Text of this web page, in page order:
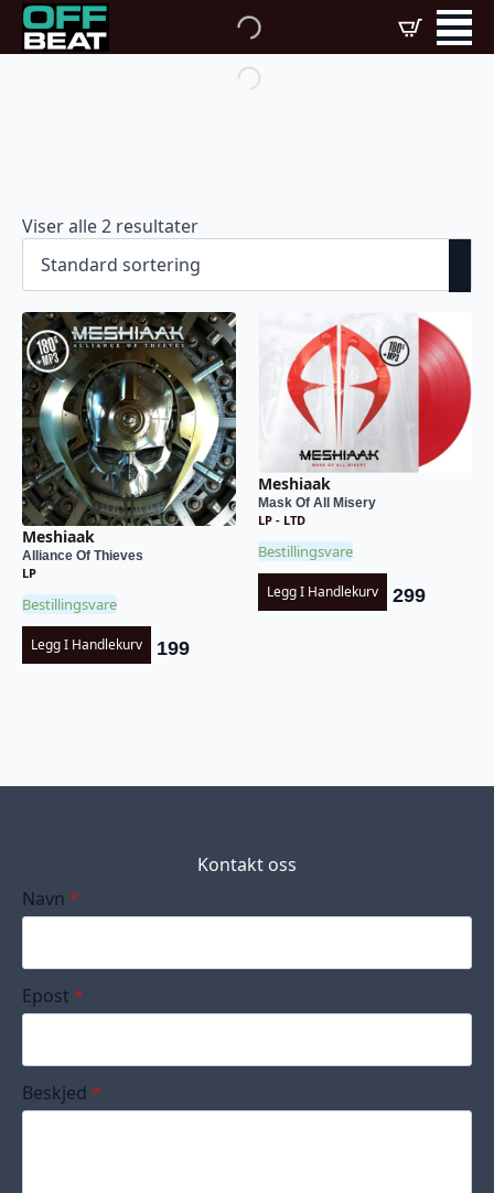
Viser alle 2 resultater
Meshiaak
Alliance Of Thieves
LP
Bestillingsvare
Legg I Handlekurv 199
Meshiaak
Mask Of All Misery
LP - LTD
Bestillingsvare
Legg I Handlekurv 299
Kontakt oss
Navn *
Epost *
Beskjed *